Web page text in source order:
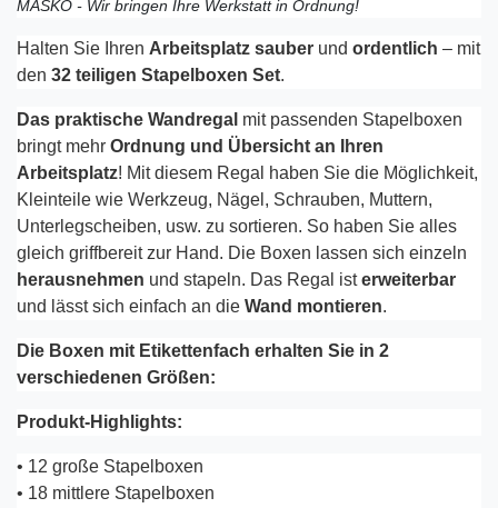
MASKO - Wir bringen Ihre Werkstatt in Ordnung!
Halten Sie Ihren Arbeitsplatz sauber und ordentlich – mit
den 32 teiligen Stapelboxen Set.
Das praktische Wandregal mit passenden Stapelboxen
bringt mehr Ordnung und Übersicht an Ihren
Arbeitsplatz! Mit diesem Regal haben Sie die Möglichkeit,
Kleinteile wie Werkzeug, Nägel, Schrauben, Muttern,
Unterlegscheiben, usw. zu sortieren. So haben Sie alles
gleich griffbereit zur Hand. Die Boxen lassen sich einzeln
herausnehmen und stapeln. Das Regal isterweiterbar
und lässt sich einfach an die Wand montieren.
Die Boxen mit Etikettenfach erhalten Sie in 2
verschiedenen Größen:
Produkt-Highlights:
• 12 große Stapelboxen
• 18 mittlere Stapelboxen